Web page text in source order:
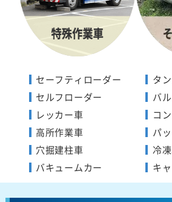
セーフティローダー
セルフローダー
レッカー車
高所作業車
穴掘建柱車
バキュームカー
タ
バ
コ
パ
冷
キ